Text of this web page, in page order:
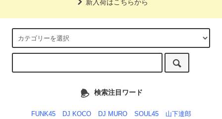
新入荷はこちらから
検索注目ワード
FUNK45 DJ KOCO DJ MURO SOUL45
山下達郎